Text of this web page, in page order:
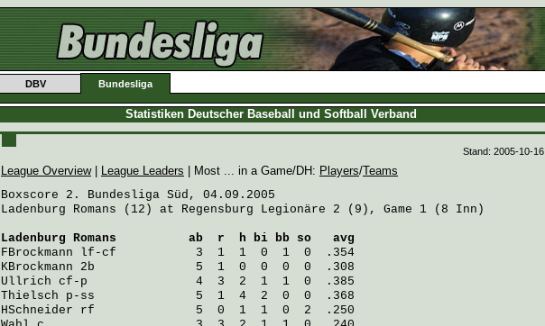
DBV Bundesliga
Statistiken Deutscher Baseball und Softball Verband
Stand: 2005-10-16
League Overview| League Leaders | Most ... in a Game/DH: Players/Teams
Boxscore 2. Bundesliga Süd, 04.09.2005
Ladenburg Romans (12) at Regensburg Legionäre 2 (9), Game 1 (8 Inn)
Ladenburg Romans
          ab  r  h bi bb so   avg
FBrockmann
KBrockmann
Ullrich
Thielsch
HSchneider